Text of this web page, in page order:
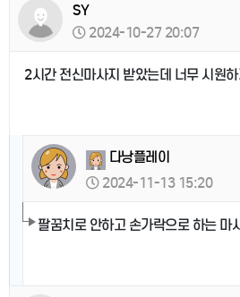
SY
2024-10-27 20:07
2시간 전신마사지 받았는데 너무 시원
다낭플레이
2024-11-13 15:20
팔꿈치로 안하고 손가락으로 하는 마